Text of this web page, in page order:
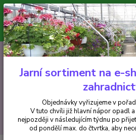
Minimální hodnota pro odeslání
V tuto chvíli již hlavní nápor objednávek
nejpozději v následujícím týdnu po
vyřizujeme v pořadí, v
CZK
+420 602 223 614
Jarní sortiment na e-
Objednávky vyřizujeme v
V tuto chvíli již hlavní nápor opadl
nejpozději v následujícím týdnu po
od pondělí max. do čtvrtka, aby